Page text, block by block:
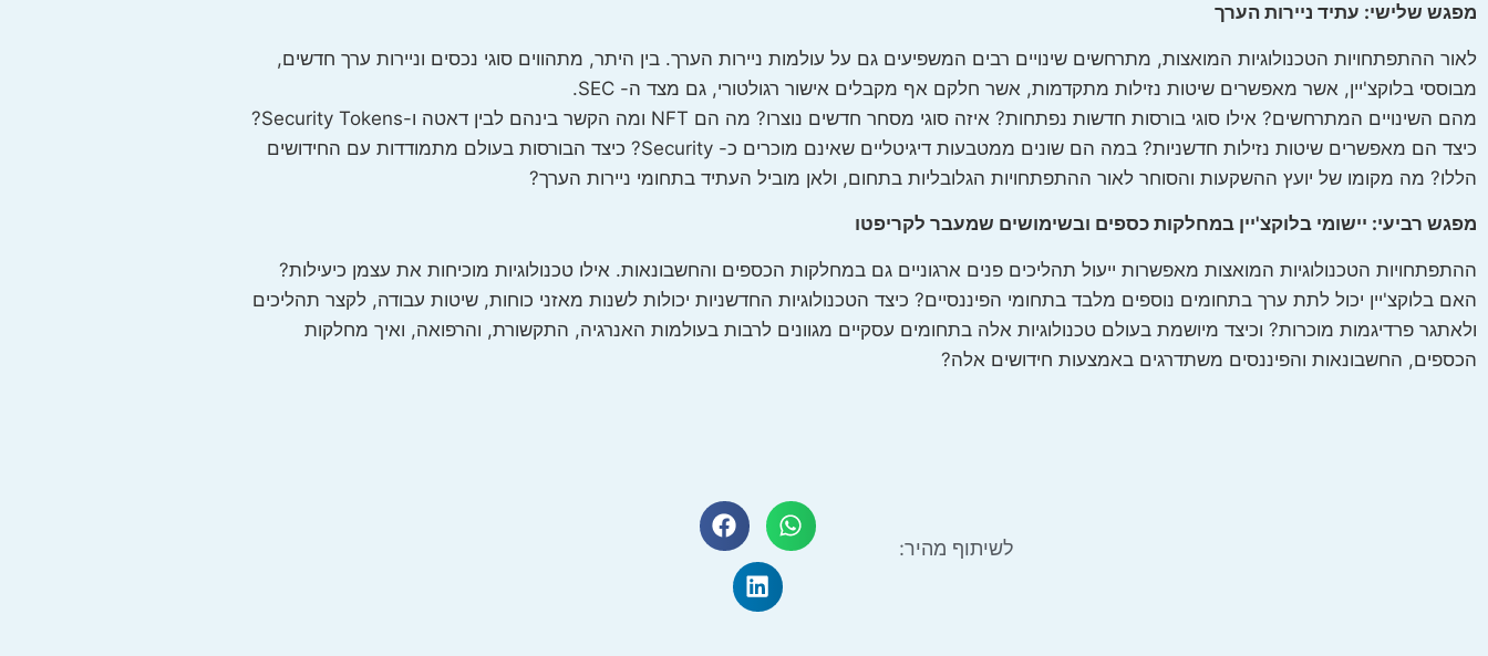
מפגש שלישי: עתיד ניירות הערך
לאור ההתפתחויות הטכנולוגיות המואצות, מתרחשים שינויים רבים המשפיעים גם על עולמות ניירות הערך. בין היתר, מתהווים סוגי נכסים וניירות ערך חדשים,
מבוססי בלוקצ'יין, אשר מאפשרים שיטות נזילות מתקדמות, אשר חלקם אף מקבלים אישור רגולטורי, גם מצד ה- SEC.
מהם השינויים המתרחשים? אילו סוגי בורסות חדשות נפתחות? איזה סוגי מסחר חדשים נוצרו? מה הם NFT ומה הקשר בינהם לבין דאטה ו-Security Tokens?
כיצד הם מאפשרים שיטות נזילות חדשניות? במה הם שונים ממטבעות דיגיטליים שאינם מוכרים כ- Security? כיצד הבורסות בעולם מתמודדות עם החידושים
הללו? מה מקומו של יועץ ההשקעות והסוחר לאור ההתפתחויות הגלובליות בתחום, ולאן מוביל העתיד בתחומי ניירות הערך?
מפגש רביעי: יישומי בלוקצ'יין במחלקות כספים ובשימושים שמעבר לקריפטו
ההתפתחויות הטכנולוגיות המואצות מאפשרות ייעול תהליכים פנים ארגוניים גם במחלקות הכספים והחשבונאות. אילו טכנולוגיות מוכיחות את עצמן כיעילות?
האם בלוקצ'יין יכול לתת ערך בתחומים נוספים מלבד בתחומי הפיננסיים? כיצד הטכנולוגיות החדשניות יכולות לשנות מאזני כוחות, שיטות עבודה, לקצר תהליכים
ולאתגר פרדיגמות מוכרות? וכיצד מיושמת בעולם טכנולוגיות אלה בתחומים עסקיים מגוונים לרבות בעולמות האנרגיה, התקשורת, והרפואה, ואיך מחלקות
הכספים, החשבונאות והפיננסים משתדרגים באמצעות חידושים אלה?
לשיתוף מהיר: